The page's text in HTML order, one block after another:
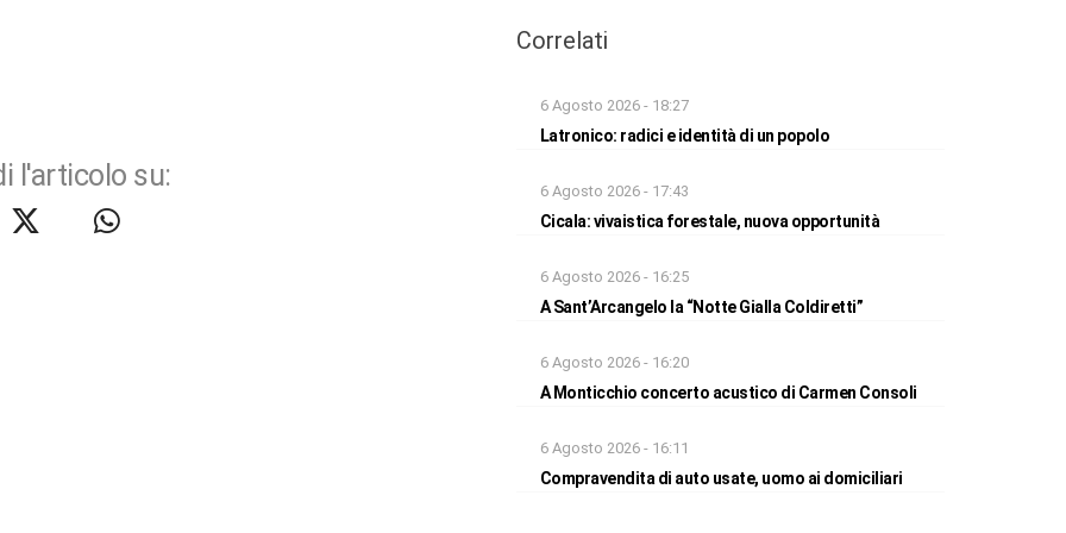
l'articolo su:
Correlati
6 Agosto 2026 - 18:27
Latronico: radici e identità di un popolo
6 Agosto 2026 - 17:43
Cicala: vivaistica forestale, nuova opportunità
6 Agosto 2026 - 16:25
A Sant’Arcangelo la “Notte Gialla Coldiretti”
6 Agosto 2026 - 16:20
A Monticchio concerto acustico di Carmen Consoli
6 Agosto 2026 - 16:11
Compravendita di auto usate, uomo ai domiciliari